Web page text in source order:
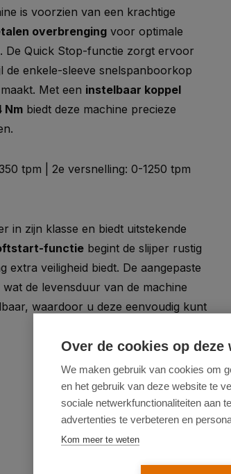
is voorzien van een krachtige
overbrenging voor optimale
De Quick Stop-functie zorgt ervoor
enkele-sleeve snelspanboorkop
Met een instelbaar koppel
Nm biedt deze machine precieze
tpm | 2e versnelling: 0-1250 tpm
in zijn klasse en biedt uitstekende
functie begint de slijper rustig
extra veiligheid biedt. De aangepaste
de levensduur van de machine
waardoor u deze eenvoudig kunt
Over de cookies op deze
We maken gebruik van cookies om
en het gebruik van deze website te
sociale netwerkfunctionaliteiten aan
advertenties te verbeteren en
Kom meer te weten